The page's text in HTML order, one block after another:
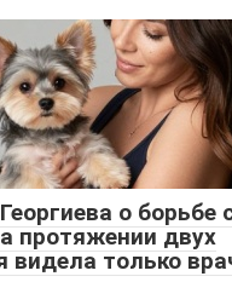
о борьбе
протяжении двух
видела только